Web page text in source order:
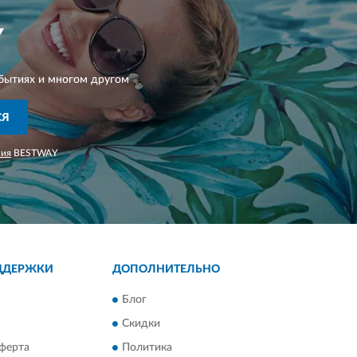
и многом другом
BESTWAY
ДОПОЛНИТЕЛЬНО
Блог
Скидки
Политика